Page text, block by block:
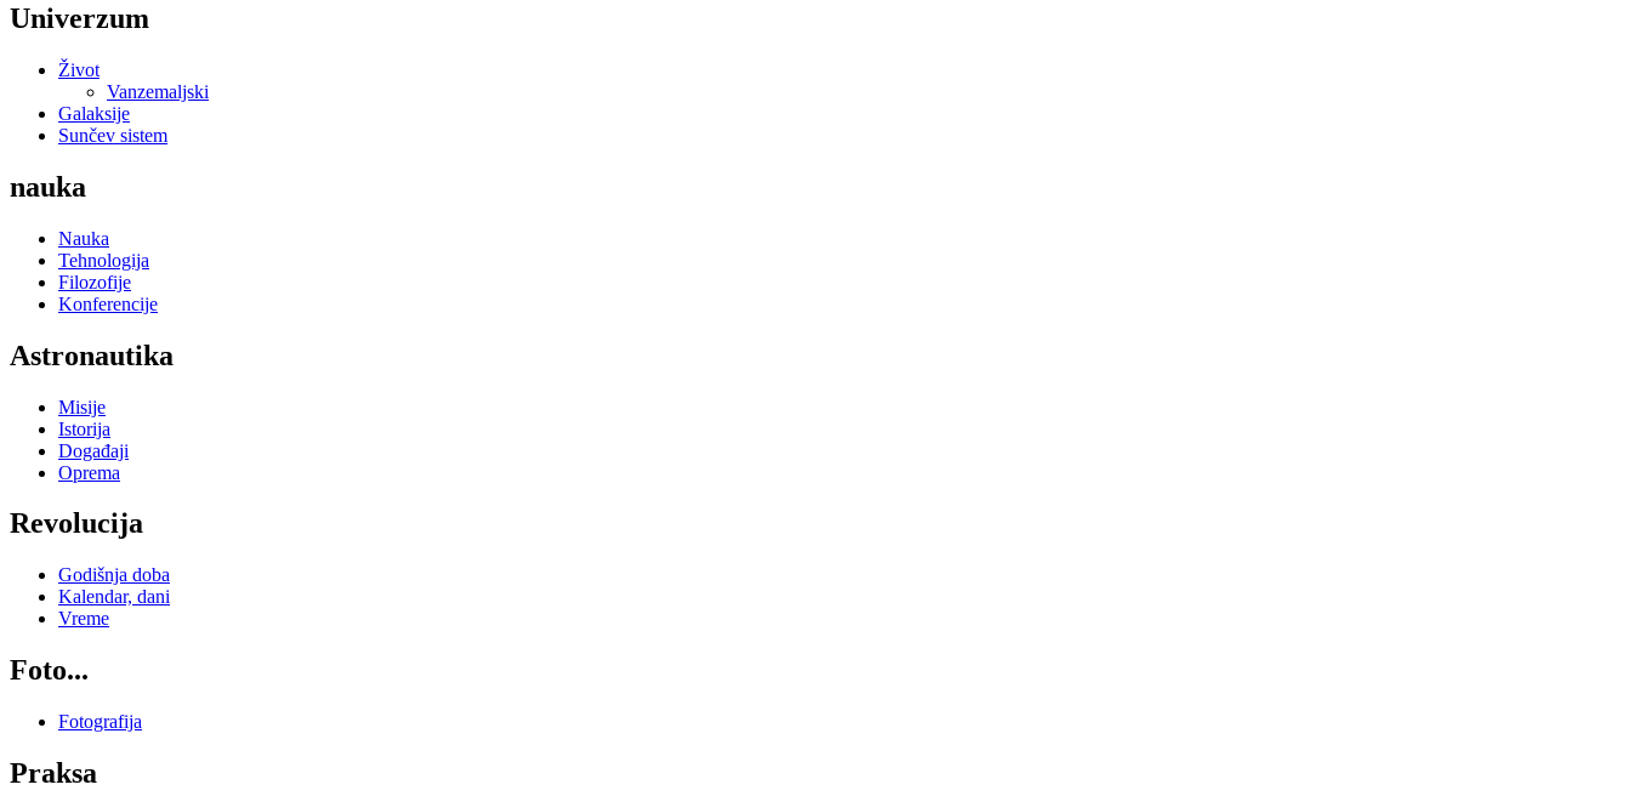
Univerzum
Život
Vanzemaljski
Galaksije
Sunčev sistem
nauka
Nauka
Tehnologija
Filozofije
Konferencije
Astronautika
Misije
Istorija
Događaji
Oprema
Revolucija
Godišnja doba
Kalendar, dani
Vreme
Foto...
Fotografija
Praksa